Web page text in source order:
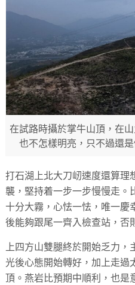
在試路時攝於掌牛山頂，在
也不怎樣明亮，只不過還
打石湖上北大刀屻速度還算理
襲，堅持着一步一步慢慢走。
十分大霧，心怯一怯，唯一慶
後能夠跟尾一齊入檢查站，否
上四方山雙腿終於開始乏力，
光後心態開始轉好，加上走過
頂。燕岩比預期中順利，也是